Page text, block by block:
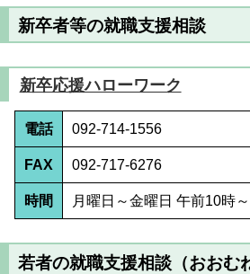
新卒者等の就職支援相談
新卒応援ハローワーク
電話 092-714-1556
FAX 092-717-6276
時間 月曜日～金曜日 午前10時
若者の就職支援相談（おおむ